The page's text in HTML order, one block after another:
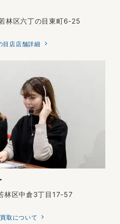
林区六丁の目東町6-25
目店店舗詳細
林区中倉3丁目17-57
取について